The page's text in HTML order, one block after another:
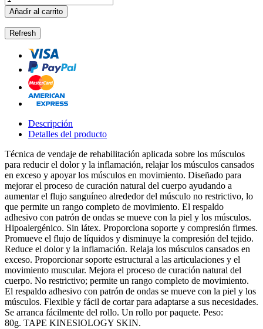
Añadir al carrito
Descripción
Detalles del producto
Técnica de vendaje de rehabilitación aplicada sobre los músculos
para reducir el dolor y la inflamación, relajar los músculos cansados ​​
en exceso y apoyar los músculos en movimiento. Diseñado para
mejorar el proceso de curación natural del cuerpo ayudando a
aumentar el flujo sanguíneo alrededor del músculo no restrictivo, lo
que permite un rango completo de movimiento. El respaldo
adhesivo con patrón de ondas se mueve con la piel y los músculos.
Hipoalergénico. Sin látex. Proporciona soporte y compresión firmes.
Promueve el flujo de líquidos y disminuye la compresión del tejido.
Reduce el dolor y la inflamación. Relaja los músculos cansados en
exceso. Proporcionar soporte estructural a las articulaciones y el
movimiento muscular. Mejora el proceso de curación natural del
cuerpo. No restrictivo; permite un rango completo de movimiento.
El respaldo adhesivo con patrón de ondas se mueve con la piel y los
músculos. Flexible y fácil de cortar para adaptarse a sus necesidades.
Se arranca fácilmente del rollo. Un rollo por paquete. Peso:
80g. TAPE KINESIOLOGY SKIN.